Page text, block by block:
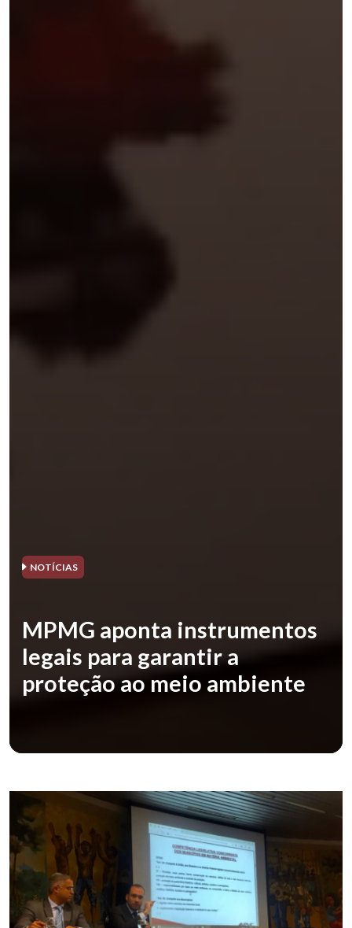
NOTÍCIAS
MPMG aponta instrumentos
legais para garantir a
proteção ao meio ambiente